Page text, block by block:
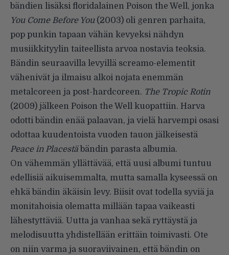
bändien lisäksi floridalainen Poison the Well, jonka
You Come Before You (2003) oli genren parhaita,
pop punkin tapaan vähän kevyeksi nähdyn
musiikkityy­lin taiteellista arvoa nostavia teoksia.
Bändin seuraavilla levyillä screa­mo-elementit
vähenivät ja ilmaisu alkoi nojata enemmän
metalco­reen ja post-hardcoreen. The Tropic Rotin
(2009) jälkeen Poison the Well kuopattiin. Harva
odotti bändin enää palaavan, ja vielä harvempi osasi
odottaa kuudentoista vuoden tauon jälkeisestä
Peace in Placestä bändin parasta albumia.
On vähemmän yllättävää, että uusi albumi tuntuu
edellisiä aikui­semmalta, mutta samalla kyseessä on
ehkä bändin äkäisin levy. Biisit ovat todella syviä ja
monitahoisia olematta millään tapaa vaikeas­ti
lähestyttäviä. Uutta ja vanhaa sekä ryttäystä ja
melodisuutta yhdistellään erittäin toimivasti. Ote
on niin varma ja suoraviivai­nen, että bändin on